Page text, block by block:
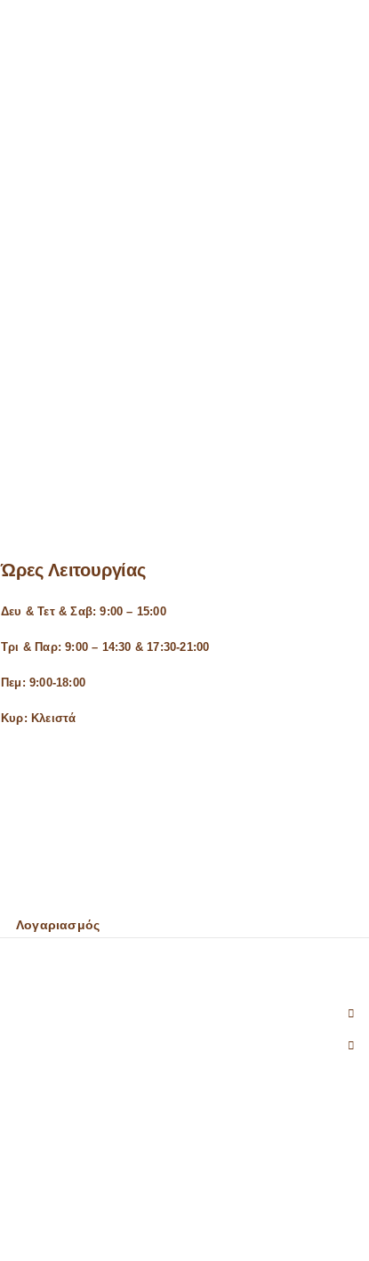
Ώρες Λειτουργίας
Δευ & Τετ & Σαβ: 9:00 – 15:00
Τρι & Παρ: 9:00 – 14:30 & 17:30-21:00
Πεμ: 9:00-18:00
Κυρ: Κλειστά
Λογαριασμός